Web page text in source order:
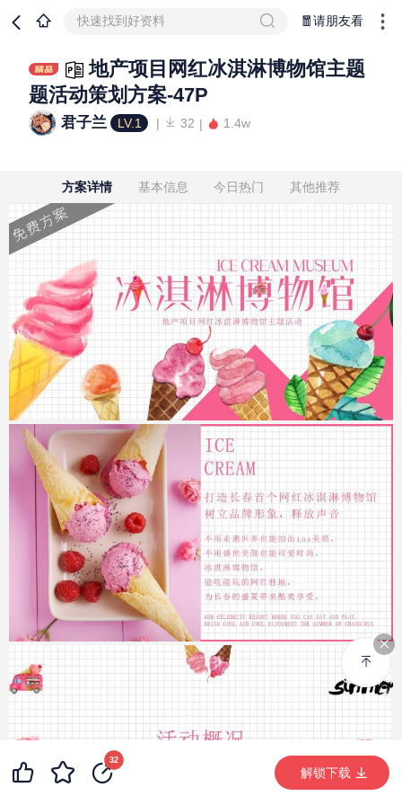
快速找到好资料 🧧请朋友看
地产项目网红冰淇淋博物馆主题
题活动策划方案-47P
君子兰 LV.1 32 1.4w
方案详情 基本信息 今日热门 其他推荐
99+
解锁下载 (12515次)
32
解锁下载